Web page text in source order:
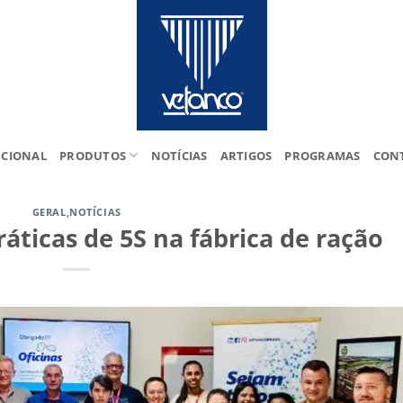
PRODUTOS NOTÍCIAS ARTIGOS PROGRAMAS
GERAL,NOTÍCIAS
de 5S na fábrica de ração